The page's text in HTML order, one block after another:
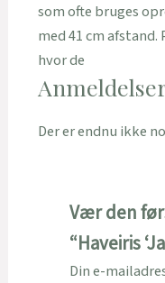
som ofte bruges
med 41 cm
hvor de
Der er endnu ikke
Vær den
“Haveiris
Din e-